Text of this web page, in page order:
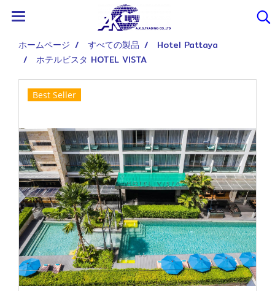
ホームページ すべての製品
Hotel Pattaya
ホテルビスタ HOTEL VISTA
Best Seller